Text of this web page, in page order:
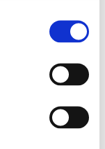
så
Blanda
så snyggt!
och får ej